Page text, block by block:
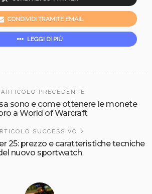
CONDIVIDI TRAMITE EMAIL
LEGGI DI PIÙ
ARTICOLO PRECEDENTE
sono e come ottenere le monete
a World of Warcraft
SUCCESSIVO
25: prezzo e caratteristiche tecniche
nuovo sportwatch